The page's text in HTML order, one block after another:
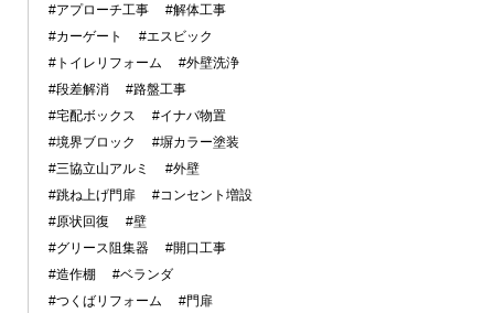
#アプローチ工事
#解体工事
#カーゲート
#エスビック
#トイレリフォーム
#外壁洗浄
#段差解消
#路盤工事
#宅配ボックス
#イナバ物置
#境界ブロック
#塀カラー塗装
#三協立山アルミ
#外壁
#跳ね上げ門扉
#コンセント増設
#原状回復
#壁
#グリース阻集器
#開口工事
#造作棚
#ベランダ
#つくばリフォーム
#門扉